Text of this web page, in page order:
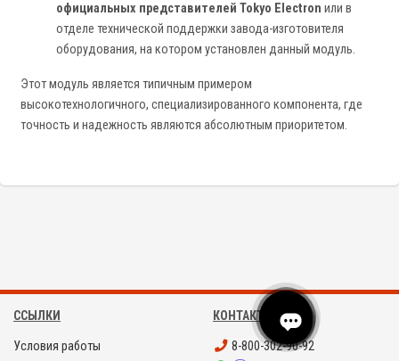
официальных представителей Tokyo Electron или в
отделе технической поддержки завода-изготовителя
оборудования, на котором установлен данный модуль.
Этот модуль является типичным примером
высокотехнологичного, специализированного компонента, где
точность и надежность являются абсолютным приоритетом.
ССЫЛКИ
Условия работы
КОНТАКТЫ
8-800-302-90-92